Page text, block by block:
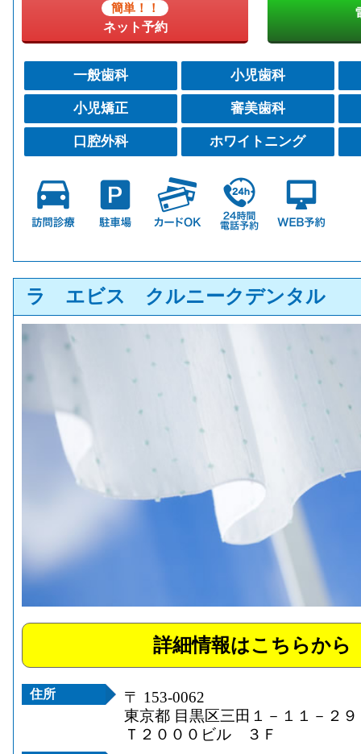
簡単！！
ネット予約
一般歯科 小児歯科
小児矯正 審美歯科
口腔外科 ホワイトニング
ラ エビス クルニークデンタル
詳細情報はこちらから
住所
〒 153-0062
東京都 目黒区三田１－１１－２９
Ｔ２０００ビル ３Ｆ